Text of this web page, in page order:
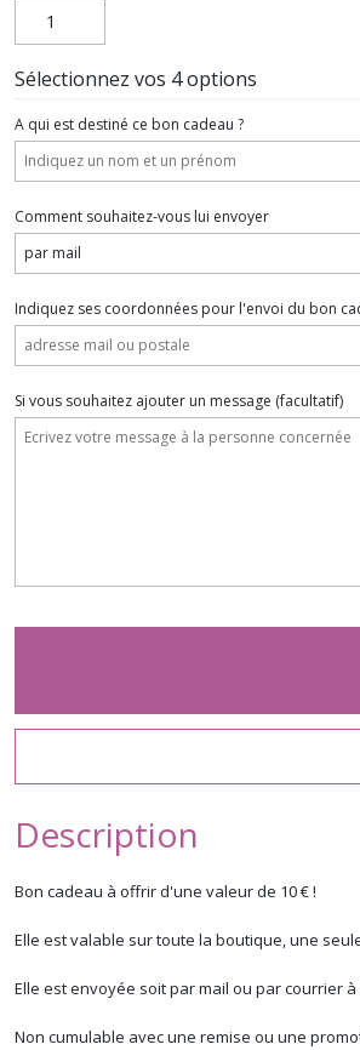
Sélectionnez vos 4 options
A qui est destiné ce bon cadeau ?
Comment souhaitez-vous lui envoyer
Indiquez ses coordonnées pour l'envoi du bon
Si vous souhaitez ajouter un message (facultatif)
Description
Bon cadeau à offrir d'une valeur de 10 € !
Elle est valable sur toute la boutique, une
Elle est envoyée soit par mail ou par courrier
Non cumulable avec une remise ou une